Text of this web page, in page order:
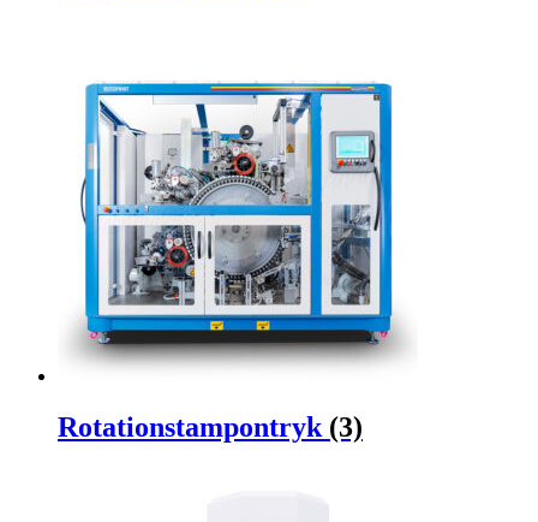
Rotationstampontryk (3)